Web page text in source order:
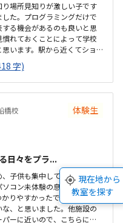
場所見知りが激しい子です
た。プログラミングだけで
る機会があるのも良いと思
れておくことによって学校
います。駅から近くてショ
車で来ても授業分の駐車券
内なので音が気になるかと
なりませんでした。一面ガ
れます。プログラミング教
思ってます。学校で使って
、キーボードは打てるかな
ンド１つでた...
字)
橋校 体験生
日々をプラ...
子供も集中して体験できて
コン未体験の息子でも難な
りやすかったですが、何が
、と思いました。他施設の
ーに近いので、こちらに決
現在地から
教室を探す